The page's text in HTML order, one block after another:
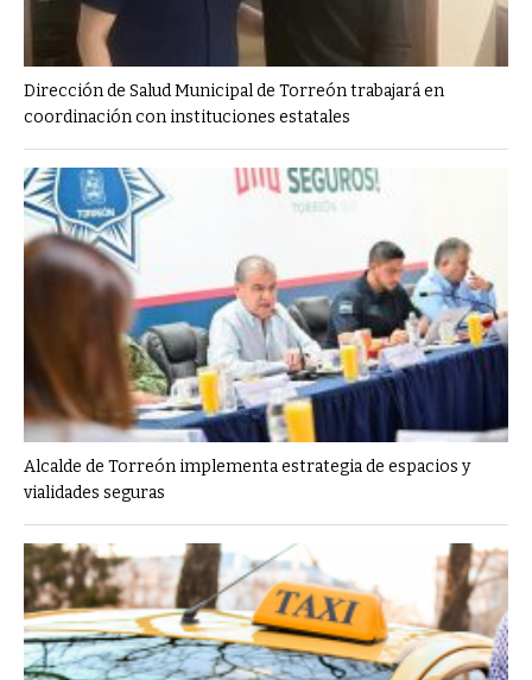
Dirección de Salud Municipal de Torreón trabajará en
coordinación con instituciones estatales
Alcalde de Torreón implementa estrategia de espacios y
vialidades seguras